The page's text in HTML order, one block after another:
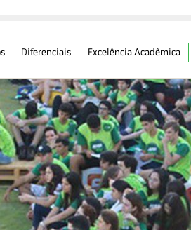
Diferenciais Excelência Acadêmica